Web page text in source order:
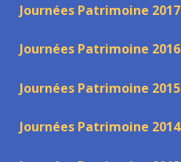
Journées Patrimoine 2017
Journées Patrimoine 2016
Journées Patrimoine 2015
Journées Patrimoine 2014